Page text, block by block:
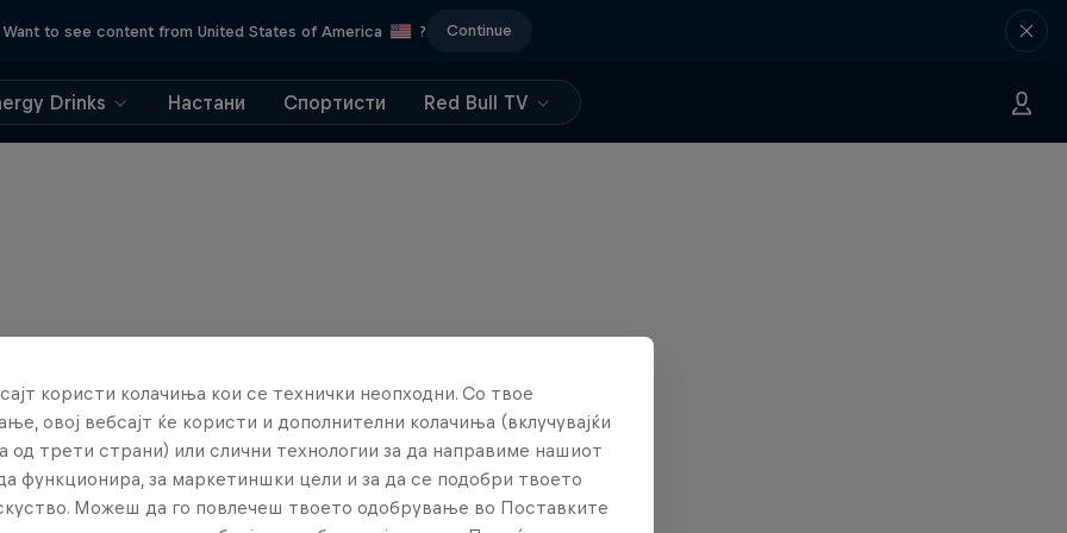
Want to see content from United States of America ? Continue
Drinks Настани Спортисти Red Bull TV
користи колачиња кои се технички неопходни. Со твое
овој вебсајт ќе користи и дополнителни колачиња (вклучувајќи
од трети страни) или слични технологии за да направиме нашиот
функционира, за маркетиншки цели и за да се подобри твоето
Можеш да го повлечеш твоето одобрување во Поставките